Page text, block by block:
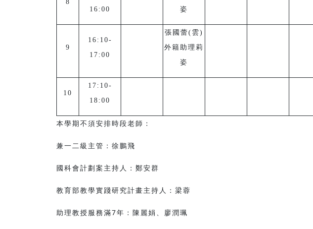
8
16:00
姿
9
16:10-
17:00
張國蕾(雲)
外籍助理莉
姿
10
17:10-
18:00
本學期不須安排時段老師：
兼一二級主管：徐鵬飛
國科會計劃案主持人：鄭安群
教育部教學實踐研究計畫主持人：梁蓉
助理教授服務滿7年：陳麗娟、廖潤珮